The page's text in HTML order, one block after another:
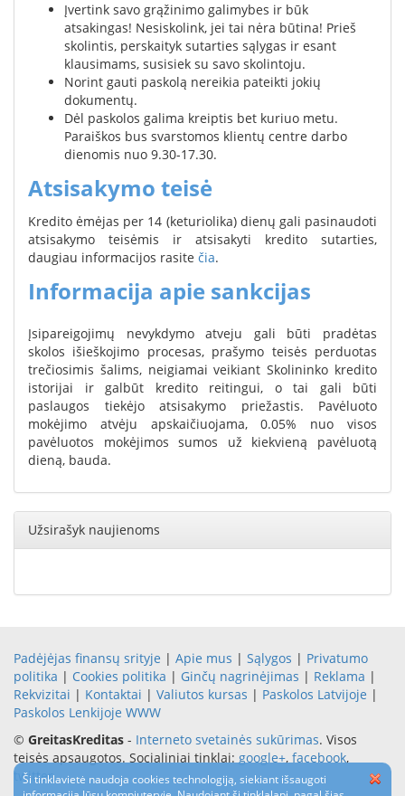
Įvertink savo grąžinimo galimybes ir būk
atsakingas! Nesiskolink, jei tai nėra būtina! Prieš
skolintis, perskaityk sutarties sąlygas ir esant
klausimams, susisiek su savo skolintoju.
Norint gauti paskolą nereikia pateikti jokių
dokumentų.
Dėl paskolos galima kreiptis bet kuriuo metu.
Paraiškos bus svarstomos klientų centre darbo
dienomis nuo 9.30-17.30.
Atsisakymo teisė
Kredito ėmėjas per 14 (keturiolika) dienų gali pasinaudoti
atsisakymo teisėmis ir atsisakyti kredito sutarties,
daugiau informacijos rasite čia.
Informacija apie sankcijas
Įsipareigojimų nevykdymo atveju gali būti pradėtas
skolos išieškojimo procesas, prašymo teisės perduotas
trečiosimis šalims, neigiamai veikiant Skolininko kredito
istorijai ir galbūt kredito reitingui, o tai gali būti
paslaugos tiekėjo atsisakymo priežastis. Pavėluoto
mokėjimo atvėju apskaičiuojama, 0.05% nuo visos
pavėluotos mokėjimos sumos už kiekvieną pavėluotą
dieną, bauda.
Užsirašyk naujienoms
Padėjėjas finansų srityje | Apie mus | Sąlygos | Privatumo
politika | Cookies politika | Ginčų nagrinėjimas | Reklama |
Rekvizitai | Kontaktai | Valiutos kursas | Paskolos Latvijoje |
Paskolos Lenkijoje WWW
© GreitasKreditas - Interneto svetainės sukūrimas. Visos
teisės apsaugotos. Socialiniai tinklai: google+, facebook,
twitter
Ši tinklavietė naudoja cookies technologiją, siekiant išsaugoti